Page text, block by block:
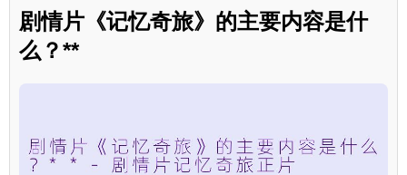
剧情片《记忆奇旅》的主要内容是什
么？**